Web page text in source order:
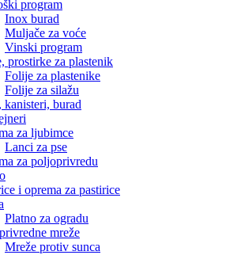
program
Inox burad
Muljače za voće
Vinski program
prostirke za plastenik
Folije za plastenike
Folije za silažu
kanisteri, burad
za ljubimce
Lanci za pse
za poljoprivredu
i oprema za pastirice
Platno za ogradu
mreže
Mreže protiv sunca